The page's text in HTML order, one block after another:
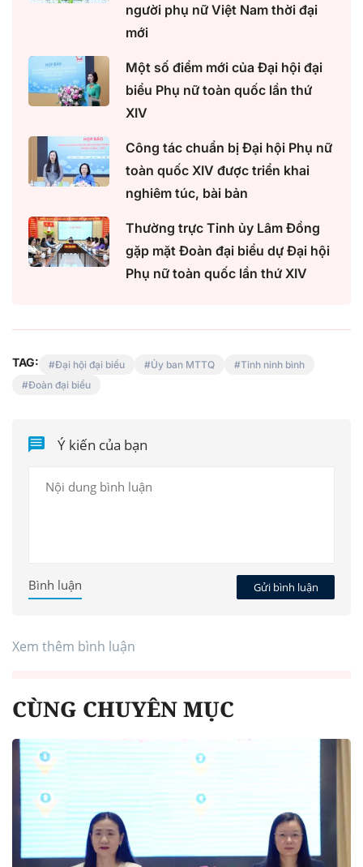
người phụ nữ Việt Nam thời đại
mới
Một số điểm mới của Đại hội đại
biểu Phụ nữ toàn quốc lần thứ
XIV
Công tác chuẩn bị Đại hội Phụ nữ
toàn quốc XIV được triển khai
nghiêm túc, bài bản
Thường trực Tỉnh ủy Lâm Đồng
gặp mặt Đoàn đại biểu dự Đại hội
Phụ nữ toàn quốc lần thứ XIV
TAG: Đại hội đại biểu Ủy ban MTTQ
Tỉnh ninh bình
Đoàn đại biểu
Ý kiến của bạn
Gửi bình luận
Bình luận
Xem thêm bình luận
CÙNG CHUYÊN MỤC